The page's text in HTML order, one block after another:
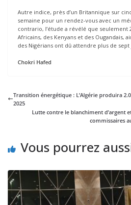
Autre indice, près d’un Britannique sur
semaine pour un rendez-vous avec un
contrario, l’étude a révélé que seulement
Africains, des Kenyans et des Ougandais,
des Nigérians ont dû attendre plus de sept
Chokri Hafed
Transition énergétique : L’Algérie produira
2025
Lutte contre le blanchiment d’argent
commissaires
Vous pourrez